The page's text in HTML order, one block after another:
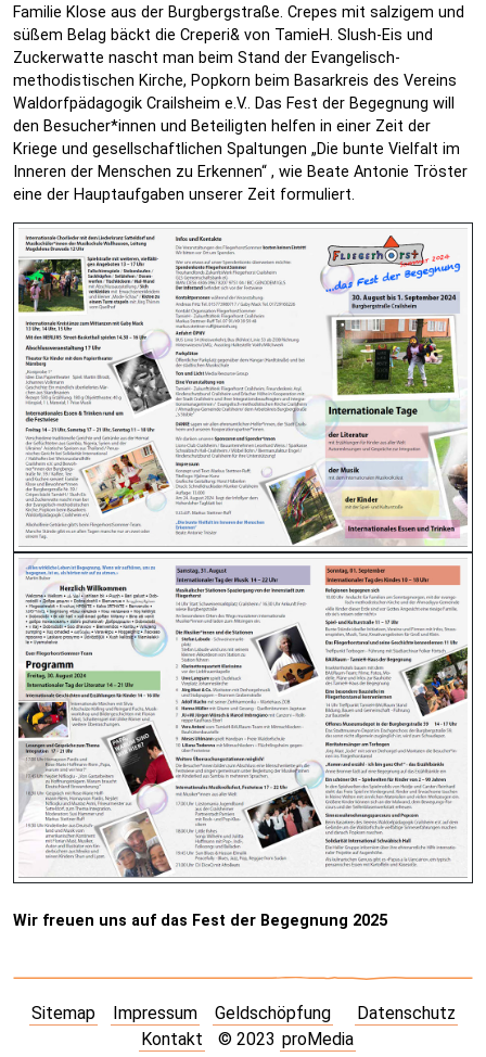
Familie Klose aus der Burgbergstraße. Crepes mit salzigem und
süßem Belag bäckt die Creperi& von TamieH. Slush-Eis und
Zuckerwatte nascht man beim Stand der Evangelisch-
methodistischen Kirche, Popkorn beim Basarkreis des Vereins
Waldorfpädagogik Crailsheim e.V.. Das Fest der Begegnung will
den Besucher*innen und Beteiligten helfen in einer Zeit der
Kriege und gesellschaftlichen Spaltungen „Die bunte Vielfalt im
Inneren der Menschen zu Erkennen“ , wie Beate Antonie Tröster
eine der Hauptaufgaben unserer Zeit formuliert.
Wir freuen uns auf das Fest der Begegnung 2025
Sitemap Impressum Geldschöpfung
Datenschutz
Kontakt
© 2023 proMedia